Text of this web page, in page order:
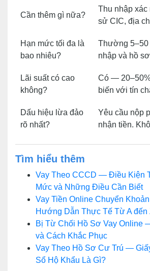
Cần thêm gì nữa?
Thu nhập
sử CIC, địa
Hạn mức tối đa là
bao nhiêu?
Thường 5–50
nhập và hồ
Lãi suất có cao
không?
Có —
biến với tín
Dấu hiệu lừa đảo
rõ nhất?
Yêu cầu nộp
nhận tiền.
Tìm hiểu thêm
Vay Theo CCCD — Điều Kiện
Mức và Những Điều Cần Biết
Vay Tiền Online Chuyển
Hướng Dẫn Thực Tế Từ A đến
Bị Từ Chối Hồ Sơ Vay Online
và Cách Khắc Phục
Vay Theo Hồ Sơ Cư Trú —
Sổ Hộ Khẩu Là Gì?